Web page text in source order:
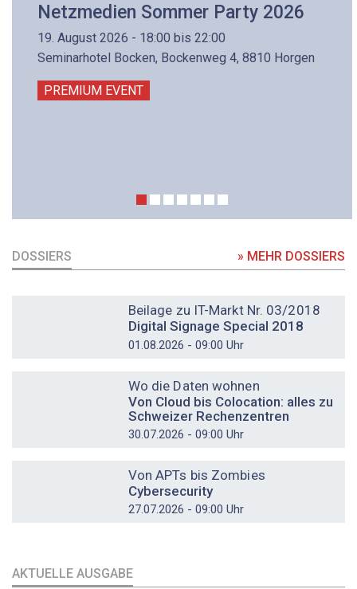
Netzmedien Sommer Party 2026
19. August 2026 - 18:00 bis 22:00
Seminarhotel Bocken, Bockenweg 4, 8810 Horgen
PREMIUM EVENT
DOSSIERS » MEHR DOSSIERS
Beilage zu IT-Markt Nr. 03/2018
Digital Signage Special 2018
01.08.2026 - 09:00 Uhr
Wo die Daten wohnen
Von Cloud bis Colocation: alles zu
Schweizer Rechenzentren
30.07.2026 - 09:00 Uhr
Von APTs bis Zombies
Cybersecurity
27.07.2026 - 09:00 Uhr
AKTUELLE AUSGABE